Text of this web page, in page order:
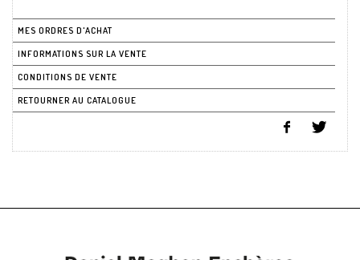
MES ORDRES D'ACHAT
INFORMATIONS SUR LA VENTE
CONDITIONS DE VENTE
RETOURNER AU CATALOGUE